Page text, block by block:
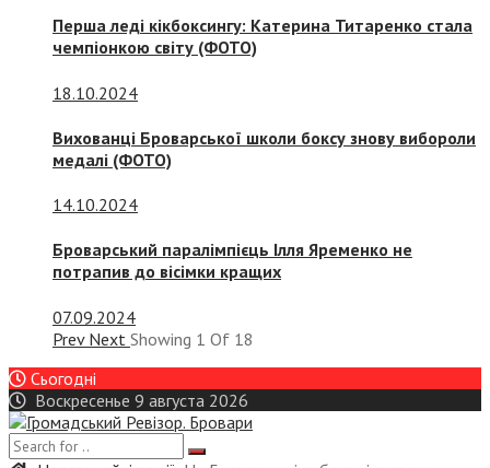
Перша леді кікбоксингу: Катерина Титаренко стала
чемпіонкою світу (ФОТО)
18.10.2024
Вихованці Броварської школи боксу знову вибороли
медалі (ФОТО)
14.10.2024
Броварський паралімпієць Ілля Яременко не
потрапив до вісімки кращих
07.09.2024
Prev Next Showing 1 Of 18
Сьогодні
Воскресенье 9 августа 2026